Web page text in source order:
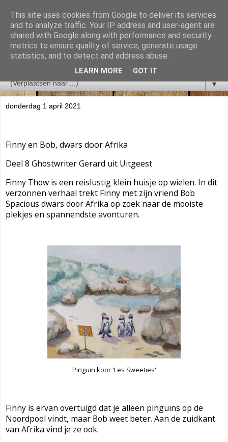
▼
donderdag 1 april 2021
Finny en Bob, dwars door Afrika
Deel 8 Ghostwriter Gerard uit Uitgeest
Finny Thow is een reislustig klein huisje op wielen. In dit
verzonnen verhaal trekt Finny met zijn vriend Bob
Spacious dwars door Afrika op zoek naar de mooiste
plekjes en spannendste avonturen.
Pinguïn koor 'Les Sweeties'
Finny is ervan overtuigd dat je alleen pinguïns op de
Noordpool vindt, maar Bob weet beter. Aan de zuidkant
van Afrika vind je ze ook.
This site uses cookies from Google to deliver its services
and to analyze traffic. Your IP address and user-agent are
shared with Google along with performance and security
metrics to ensure quality of service, generate usage
statistics, and to detect and address abuse.
LEARN MORE GOT IT